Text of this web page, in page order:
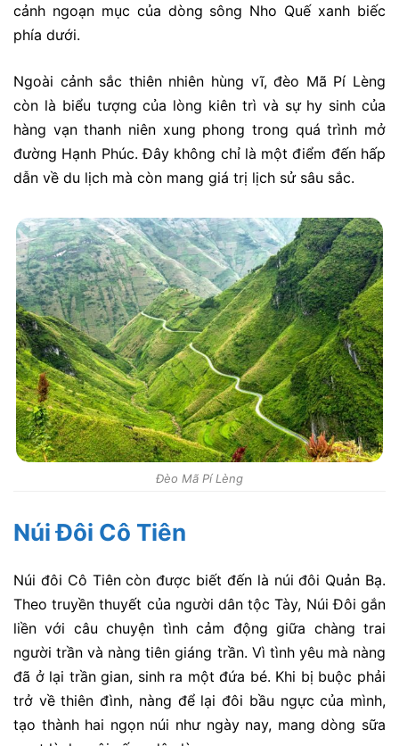
cảnh ngoạn mục của dòng sông Nho Quế xanh biếc
phía dưới.
Ngoài cảnh sắc thiên nhiên hùng vĩ, đèo Mã Pí Lèng
còn là biểu tượng của lòng kiên trì và sự hy sinh của
hàng vạn thanh niên xung phong trong quá trình mở
đường Hạnh Phúc. Đây không chỉ là một điểm đến hấp
dẫn về du lịch mà còn mang giá trị lịch sử sâu sắc.
Đèo Mã Pí Lèng
Núi Đôi Cô Tiên
Núi đôi Cô Tiên còn được biết đến là núi đôi Quản Bạ.
Theo truyền thuyết của người dân tộc Tày, Núi Đôi gắn
liền với câu chuyện tình cảm động giữa chàng trai
người trần và nàng tiên giáng trần. Vì tình yêu mà nàng
đã ở lại trần gian, sinh ra một đứa bé. Khi bị buộc phải
trở về thiên đình, nàng để lại đôi bầu ngực của mình,
tạo thành hai ngọn núi như ngày nay, mang dòng sữa